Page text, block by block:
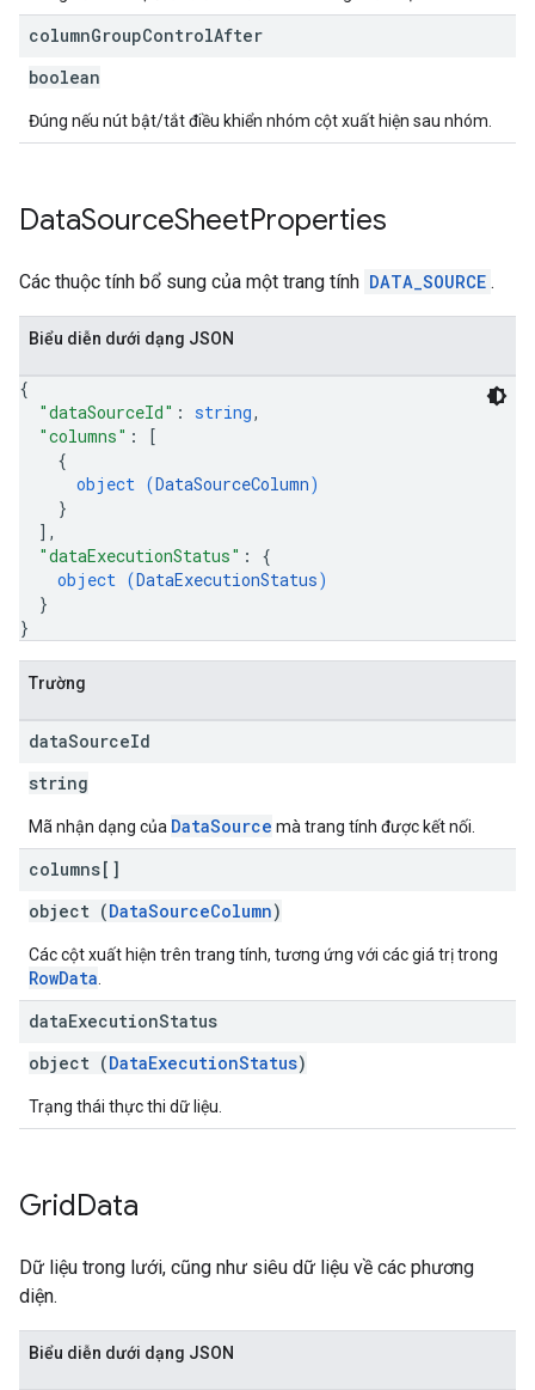
columnGroupControlAfter
boolean
Đúng nếu nút bật/tắt điều khiển nhóm cột xuất hiện sau nhóm.
DataSourceSheetProperties
Các thuộc tính bổ sung của một trang tính DATA_SOURCE .
Biểu diễn dưới dạng JSON
{
"dataSourceId" : string,
"columns" :
[
{
object (DataSourceColumn)
}
] ,
"dataExecutionStatus" : {
object (DataExecutionStatus)
}
}
Trường
dataSourceId
string
Mã nhận dạng của DataSource mà trang tính được kết nối.
columns[]
object (DataSourceColumn)
Các cột xuất hiện trên trang tính, tương ứng với các giá trị trong
RowData
dataExecutionStatus
object (DataExecutionStatus)
Trạng thái thực thi dữ liệu.
GridData
Dữ liệu trong lưới, cũng như siêu dữ liệu về các phương
diện.
Biểu diễn dưới dạng JSON